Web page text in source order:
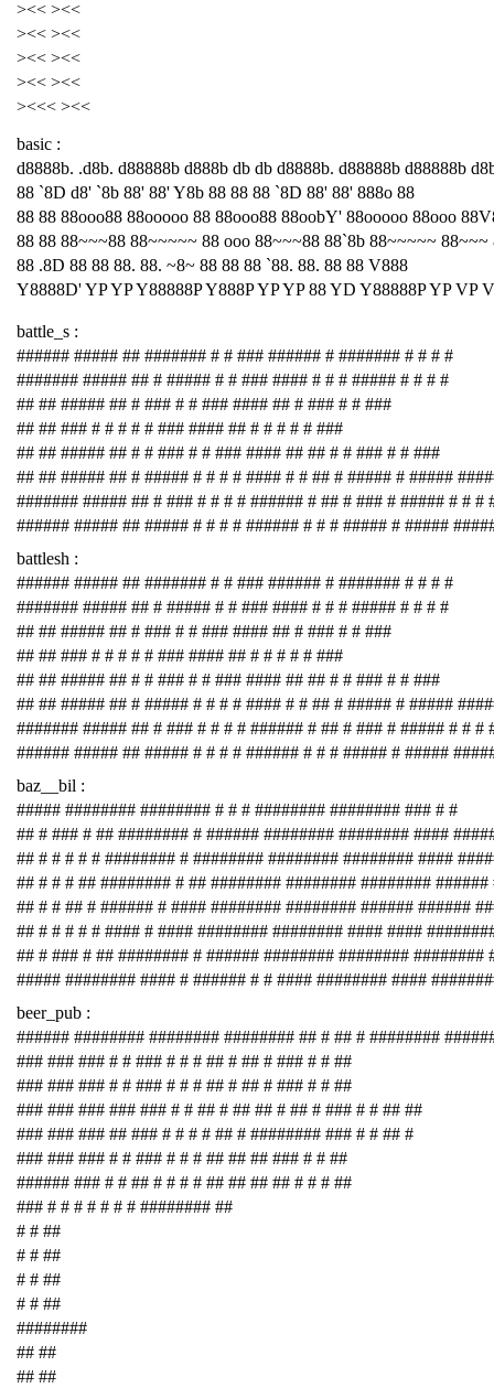
><< ><<
><< ><<
><< ><<
><< ><<
><<< ><<
basic :
d8888b. .d8b. d88888b d888b db db d8888b. d88888b d88888b
88 `8D d8' `8b 88' 88' Y8b 88 88 88 `8D 88' 88' 888o 88
88 88 88ooo88 88ooooo 88 88ooo88 88oobY' 88ooooo 88ooo
88 88 88~~~88 88~~~~~ 88 ooo 88~~~88 88`8b 88~~~~~ 88~~~
88 .8D 88 88 88. 88. ~8~ 88 88 88 `88. 88. 88 88 V888
Y8888D' YP YP Y88888P Y888P YP YP 88 YD Y88888P YP VP
battle_s :
###### ##### ## ####### # # ### ###### # ####### # # # #
####### ##### ## # ##### # # ### #### # # # ##### # # # #
## ## ##### ## # ### # # ### #### ## # ### # # ###
## ## ### # # # # # ### #### ## # # # # # ###
## ## ##### ## # # ### # # ### #### ## ## # # ### # # ###
## ## ##### ## # ##### # # # # #### # # ## # ##### # #####
####### ##### ## # ### # # # # ###### # ## # ### # ##### # # #
###### ##### ## ##### # # # # ###### # # # ##### # #####
battlesh :
###### ##### ## ####### # # ### ###### # ####### # # # #
####### ##### ## # ##### # # ### #### # # # ##### # # # #
## ## ##### ## # ### # # ### #### ## # ### # # ###
## ## ### # # # # # ### #### ## # # # # # ###
## ## ##### ## # # ### # # ### #### ## ## # # ### # # ###
## ## ##### ## # ##### # # # # #### # # ## # ##### # #####
####### ##### ## # ### # # # # ###### # ## # ### # ##### # # #
###### ##### ## ##### # # # # ###### # # # ##### # #####
baz__bil :
##### ######## ######## # # # ######## ######## ### # #
## # ### # ## ######## # ###### ######## ######## ####
## # # # # # ######## # ######## ######## ######## ####
## # # # ## ######## # ## ######## ######## ######## ######
## # # ## # ###### # #### ######## ######## ###### ######
## # # # # # #### # #### ######## ######## #### ####
## # ### # ## ######## # ###### ######## ######## ########
##### ######## #### # ###### # # #### ######## ####
beer_pub :
###### ######## ######## ######## ## # ## # ########
### ### ### # # ### # # # ## # ## # ### # # ##
### ### ### # # ### # # # ## # ## # ### # # ##
### ### ### ### ### # # ## # ## ## # ## # ### # # ## ##
### ### ### ## ### # # # # ## # ######## ### # # ## #
### ### ### # # ### # # # ## ## ## ### # # ##
###### ### # # ## # # # # ## ## ## ## # # # ##
### # # # # # # # ######## ##
# # ##
# # ##
# # ##
# # ##
########
## ##
## ##